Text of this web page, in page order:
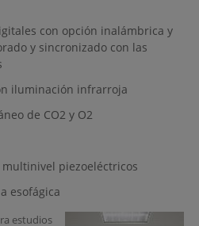
con opción inalámbrica y
y sincronizado con las
iluminación infrarroja
de CO2 y O2
piezoeléctricos
esofágica
estudios